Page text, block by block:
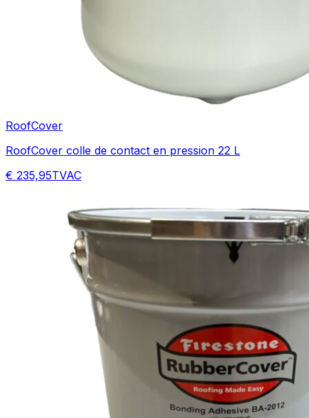
RoofCover
RoofCover colle de contact en pression 22 L
€ 235,95TVAC